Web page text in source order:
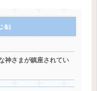
神さまが鎮座されてい